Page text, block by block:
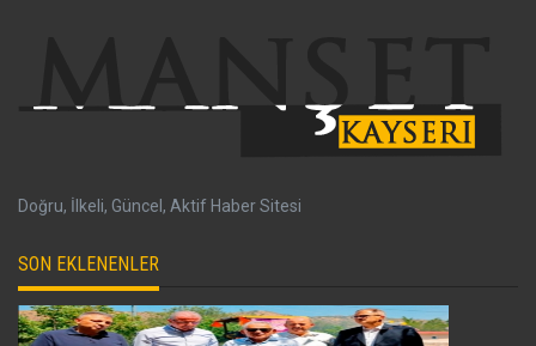
Doğru, İlkeli, Güncel, Aktif Haber Sitesi
SON EKLENENLER